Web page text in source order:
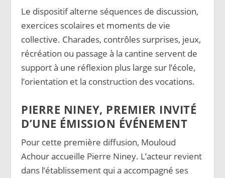
Le dispositif alterne séquences de discussion,
exercices scolaires et moments de vie
collective. Charades, contrôles surprises, jeux,
récréation ou passage à la cantine servent de
support à une réflexion plus large sur l’école,
l’orientation et la construction des vocations.
PIERRE NINEY, PREMIER INVITÉ
D’UNE ÉMISSION ÉVÉNEMENT
Pour cette première diffusion, Mouloud
Achour accueille Pierre Niney. L’acteur revient
dans l’établissement qui a accompagné ses